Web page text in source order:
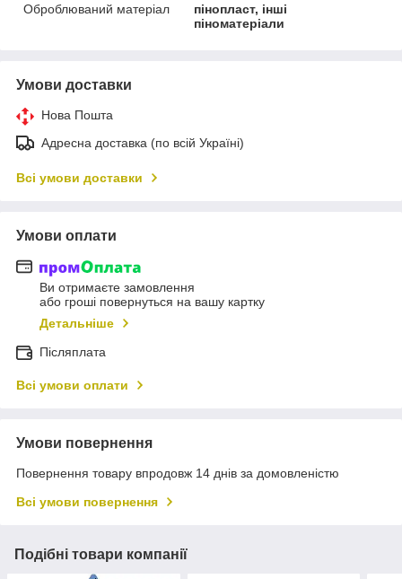
Оброблюваний матеріал
пінопласт, інші
піноматеріали
Умови доставки
Нова Пошта
Адресна доставка (по всій Україні)
Всі умови доставки
Умови оплати
Ви отримаєте замовлення
або гроші повернуться на вашу картку
Детальніше
Післяплата
Всі умови оплати
Умови повернення
Повернення товару впродовж 14 днів за домовленістю
Всі умови повернення
Подібні товари компанії